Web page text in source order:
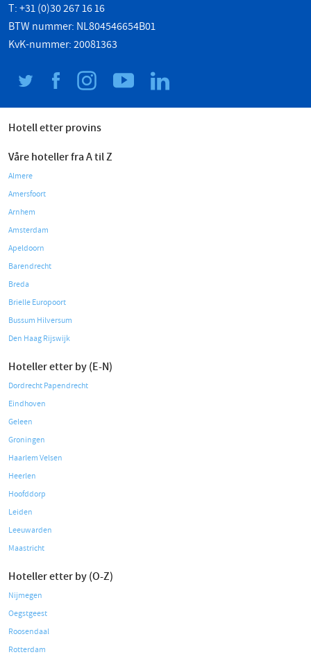
T: +31 (0)30 267 16 16
BTW nummer: NL804546654B01
KvK-nummer: 20081363
Hotell etter provins
Våre hoteller fra A til Z
Almere
Amersfoort
Arnhem
Amsterdam
Apeldoorn
Barendrecht
Breda
Brielle Europoort
Bussum Hilversum
Den Haag Rijswijk
Hoteller etter by (E-N)
Dordrecht Papendrecht
Eindhoven
Geleen
Groningen
Haarlem Velsen
Heerlen
Hoofddorp
Leiden
Leeuwarden
Maastricht
Hoteller etter by (O-Z)
Nijmegen
Oegstgeest
Roosendaal
Rotterdam